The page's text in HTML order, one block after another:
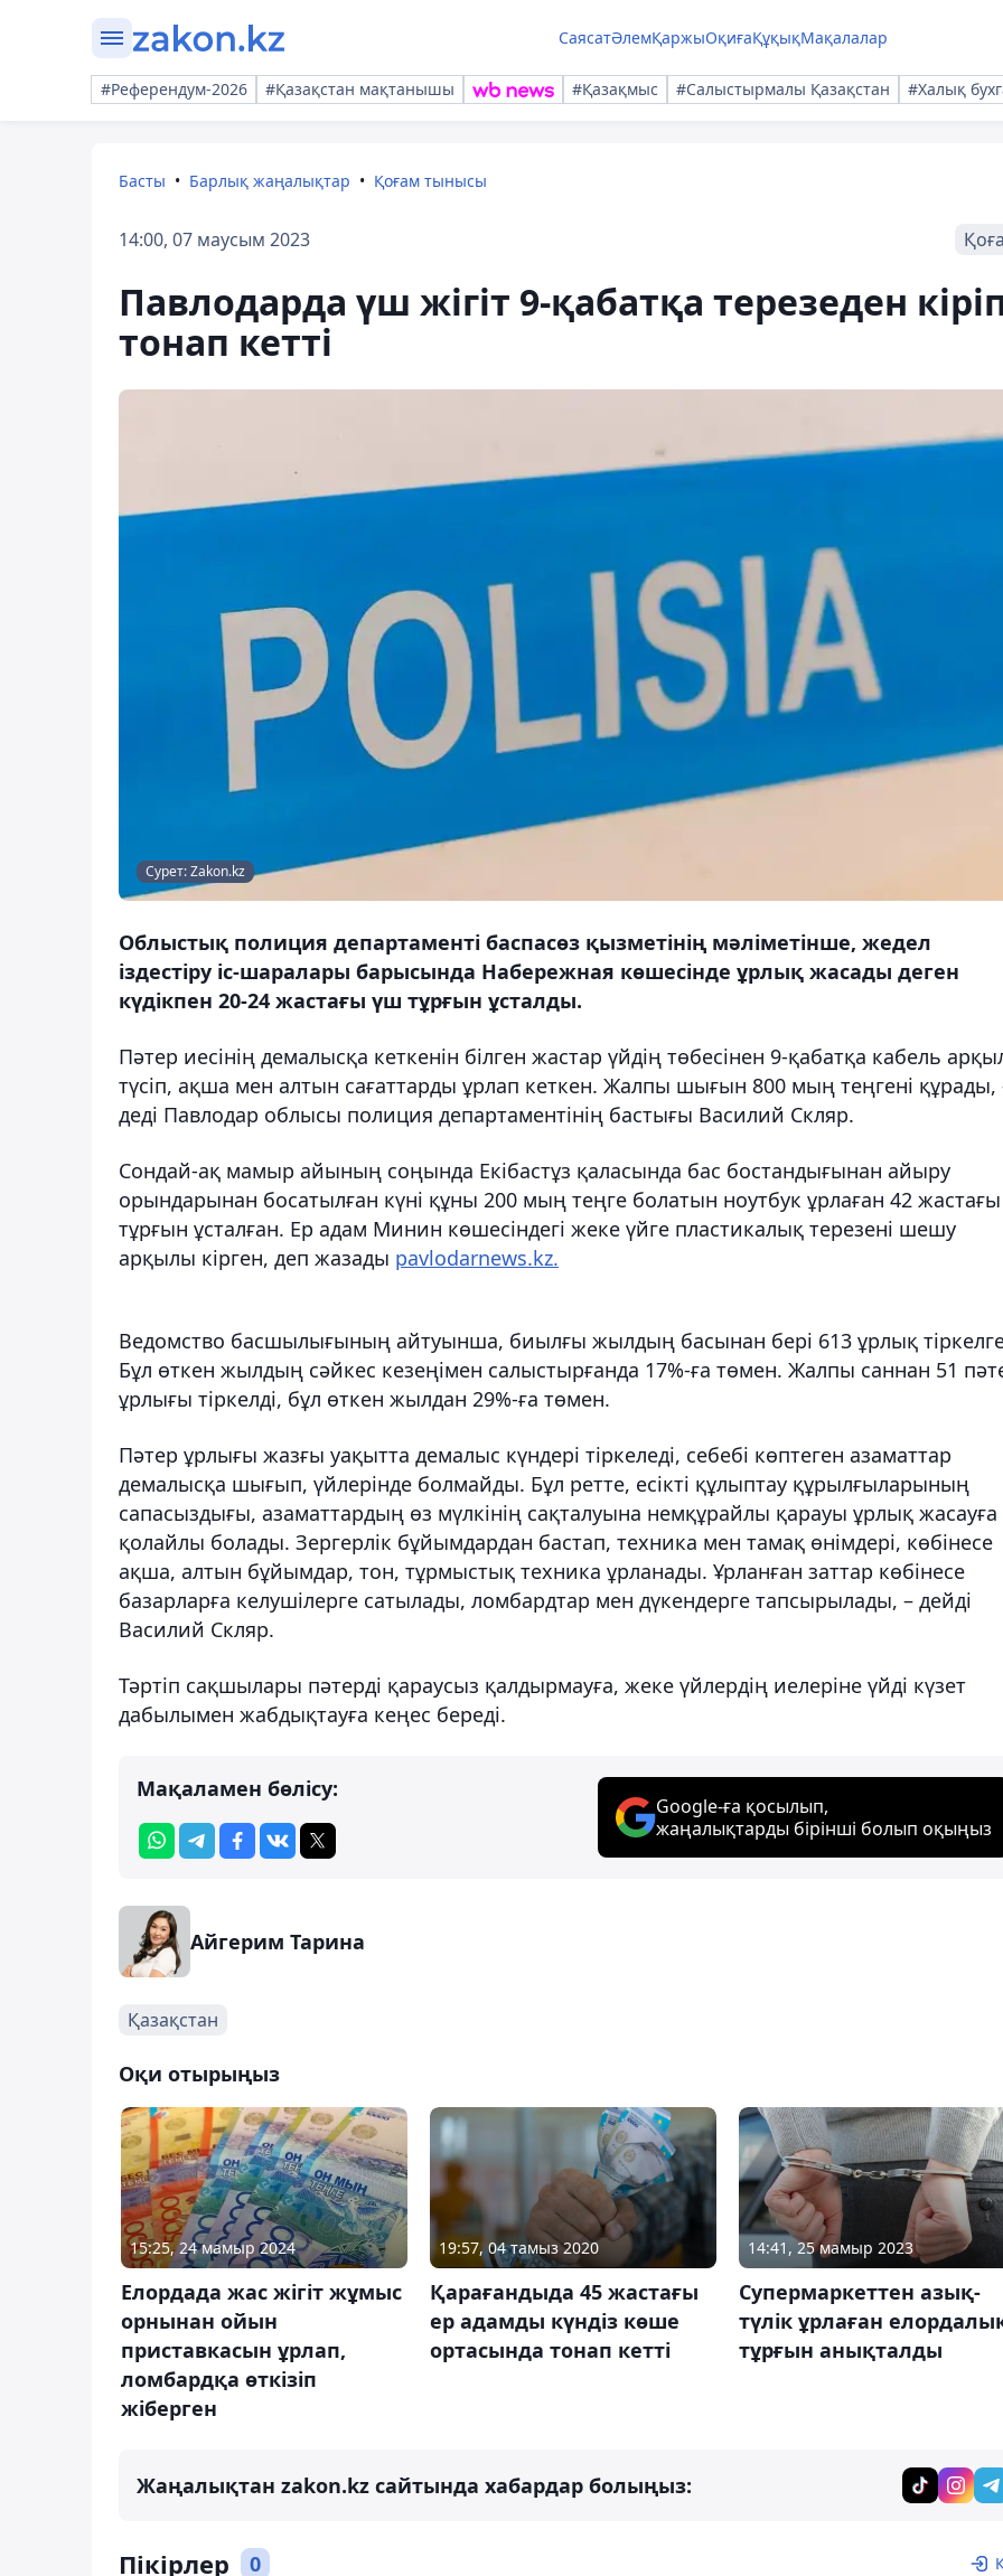
СаясатӘлемҚаржыОқиғаҚұқықМақалалар
#Референдум-2026 #Қазақстан мақтанышы #Қазақмыс #Салыстырмалы Қазақстан #Халық
Басты Барлық жаңалықтар Қоғам тынысы
14:00, 07 маусым 2023
Павлодарда үш жігіт 9-қабатқа терезеден
тонап кетті
Сурет: Zakon.kz
Облыстық полиция департаменті баспасөз қызметінің мәліметінше, жедел
іздестіру іс-шаралары барысында Набережная көшесінде ұрлық жасады деген
күдікпен 20-24 жастағы үш тұрғын ұсталды.
Пәтер иесінің демалысқа кеткенін білген жастар үйдің төбесінен 9-қабатқа кабель
түсіп, ақша мен алтын сағаттарды ұрлап кеткен. Жалпы шығын 800 мың теңгені құрады,
деді Павлодар облысы полиция департаментінің бастығы Василий Скляр.
Сондай-ақ мамыр айының соңында Екібастұз қаласында бас бостандығынан айыру
орындарынан босатылған күні құны 200 мың теңге болатын ноутбук ұрлаған 42 жастағы
тұрғын ұсталған. Ер адам Минин көшесіндегі жеке үйге пластикалық терезені шешу
арқылы кірген, деп жазады pavlodarnews.kz.
Ведомство басшылығының айтуынша, биылғы жылдың басынан бері 613 ұрлық
Бұл өткен жылдың сәйкес кезеңімен салыстырғанда 17%-ға төмен. Жалпы саннан 51
ұрлығы тіркелді, бұл өткен жылдан 29%-ға төмен.
Пәтер ұрлығы жазғы уақытта демалыс күндері тіркеледі, себебі көптеген азаматтар
демалысқа шығып, үйлерінде болмайды. Бұл ретте, есікті құлыптау құрылғыларының
сапасыздығы, азаматтардың өз мүлкінің сақталуына немқұрайлы қарауы ұрлық жасауға
қолайлы болады. Зергерлік бұйымдардан бастап, техника мен тамақ өнімдері, көбінесе
ақша, алтын бұйымдар, тон, тұрмыстық техника ұрланады. Ұрланған заттар көбінесе
базарларға келушілерге сатылады, ломбардтар мен дүкендерге тапсырылады, – дейді
Василий Скляр.
Тәртіп сақшылары пәтерді қараусыз қалдырмауға, жеке үйлердің иелеріне үйді күзет
дабылымен жабдықтауға кеңес береді.
Мақаламен бөлісу:
Google-ға қосылып,
жаңалықтарды бірінші болып оқыңыз
Айгерим Тарина
Қазақстан
Оқи отырыңыз
15:25, 24 мамыр 2024
Елордада жас жігіт жұмыс
орнынан ойын
приставкасын ұрлап,
ломбардқа өткізіп
жіберген
19:57, 04 тамыз 2020
Қарағандыда 45 жастағы
ер адамды күндіз көше
ортасында тонап кетті
14:41, 25 мамыр 2023
Супермаркеттен азық-
түлік ұрлаған
тұрғын анықталды
Жаңалықтан zakon.kz сайтында хабардар болыңыз:
Пікірлер 0